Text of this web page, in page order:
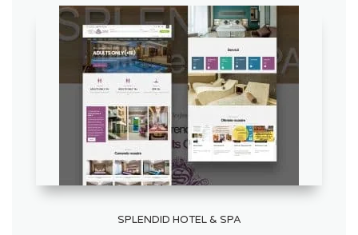
SPLENDID HOTEL & SPA